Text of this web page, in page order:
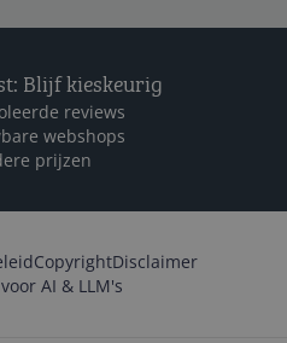
Blijf kieskeurig
reviews
webshops
prijzen
CopyrightDisclaimer
AI & LLM's